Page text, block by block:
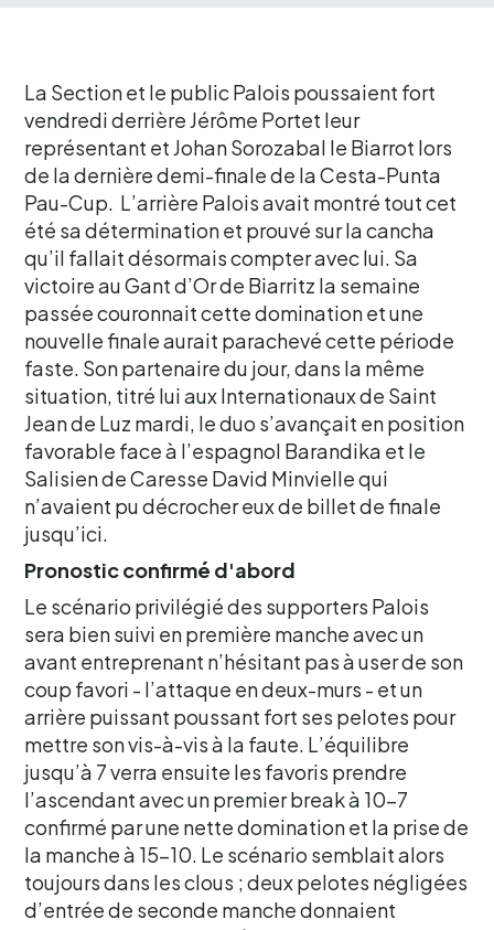
La Section et le public Palois poussaient fort
vendredi derrière Jérôme Portet leur
représentant et Johan Sorozabal le Biarrot lors
de la dernière demi-finale de la Cesta-Punta
Pau-Cup. L’arrière Palois avait montré tout cet
été sa détermination et prouvé sur la cancha
qu’il fallait désormais compter avec lui. Sa
victoire au Gant d’Or de Biarritz la semaine
passée couronnait cette domination et une
nouvelle finale aurait parachevé cette période
faste. Son partenaire du jour, dans la même
situation, titré lui aux Internationaux de Saint
Jean de Luz mardi, le duo s’avançait en position
favorable face à l’espagnol Barandika et le
Salisien de Caresse David Minvielle qui
n’avaient pu décrocher eux de billet de finale
jusqu’ici.
Pronostic confirmé d'abord
Le scénario privilégié des supporters Palois
sera bien suivi en première manche avec un
avant entreprenant n’hésitant pas à user de son
coup favori - l’attaque en deux-murs - et un
arrière puissant poussant fort ses pelotes pour
mettre son vis-à-vis à la faute. L’équilibre
jusqu’à 7 verra ensuite les favoris prendre
l’ascendant avec un premier break à 10-7
confirmé par une nette domination et la prise de
la manche à 15-10. Le scénario semblait alors
toujours dans les clous ; deux pelotes négligées
d’entrée de seconde manche donnaient